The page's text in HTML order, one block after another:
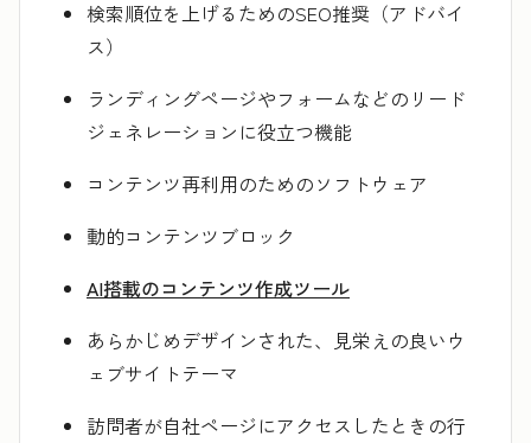
検索順位を上げるためのSEO推奨（アドバイ
ス）
ランディングページやフォームなどのリード
ジェネレーションに役立つ機能
コンテンツ再利用のためのソフトウェア
動的コンテンツブロック
AI搭載のコンテンツ作成ツール
あらかじめデザインされた、見栄えの良いウ
ェブサイトテーマ
訪問者が自社ページにアクセスしたときの行